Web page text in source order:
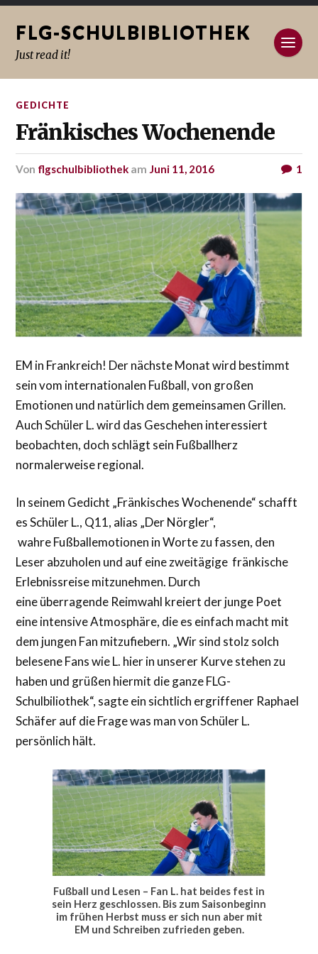
FLG-SCHULBIBLIOTHEK
Just read it!
GEDICHTE
Fränkisches Wochenende
von flgschulbibliothek am Juni 11, 2016 1
EM in Frankreich! Der nächste Monat wird bestimmt
sein vom internationalen Fußball, von großen
Emotionen und natürlich dem gemeinsamen Grillen.
Auch Schüler L. wird das Geschehen interessiert
beobachten, doch schlägt sein Fußballherz
normalerweise regional.
In seinem Gedicht „Fränkisches Wochenende“ schafft
es Schüler L., Q11, alias „Der Nörgler“,
wahre Fußballemotionen in Worte zu fassen, den
Leser abzuholen und auf eine zweitägige fränkische
Erlebnissreise mitzunehmen. Durch
eine überragende Reimwahl kreiert der junge Poet
eine intensive Atmosphäre, die es einfach macht mit
dem jungen Fan mitzufiebern. „Wir sind stolz solch
belesene Fans wie L. hier in unserer Kurve stehen zu
haben und grüßen hiermit die ganze FLG-
Schulbiliothek“, sagte ein sichtlich ergriffener Raphael
Schäfer auf die Frage was man von Schüler L.
persönlich hält.
Fußball und Lesen – Fan L. hat beides fest in
sein Herz geschlossen. Bis zum Saisonbeginn
im frühen Herbst muss er sich nun aber mit
EM und Schreiben zufrieden geben.